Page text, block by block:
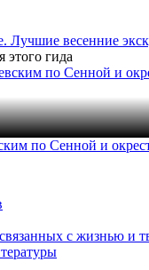
Лучшие весенние
этого гида
по Сенной и
с жизнью и